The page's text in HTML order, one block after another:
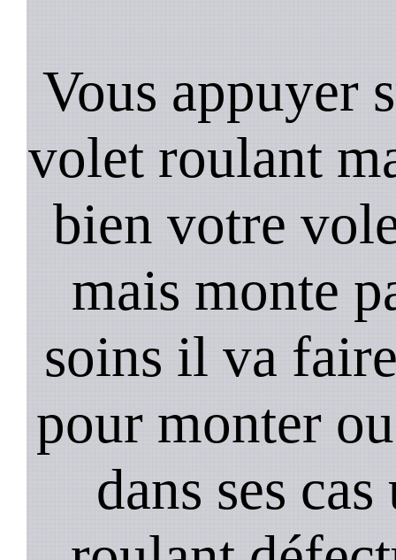
Vous appuyer
volet roulant
bien votre
mais monte
soins il va
pour monter
dans ses